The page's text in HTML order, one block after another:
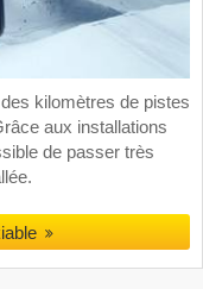
kilomètres de pistes
aux installations
de passer très